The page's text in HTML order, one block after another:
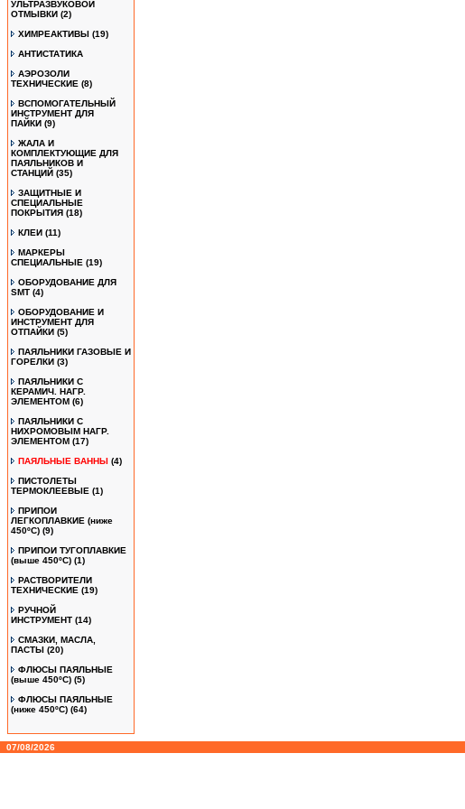
УЛЬТРАЗВУКОВОЙ
ОТМЫВКИ (2)
ХИМРЕАКТИВЫ (19)
АНТИСТАТИКА
АЭРОЗОЛИ
ТЕХНИЧЕСКИЕ (8)
ВСПОМОГАТЕЛЬНЫЙ
ИНСТРУМЕНТ ДЛЯ
ПАЙКИ (9)
ЖАЛА И
КОМПЛЕКТУЮЩИЕ ДЛЯ
ПАЯЛЬНИКОВ И
СТАНЦИЙ (35)
ЗАЩИТНЫЕ И
СПЕЦИАЛЬНЫЕ
ПОКРЫТИЯ (18)
КЛЕИ (11)
МАРКЕРЫ
СПЕЦИАЛЬНЫЕ (19)
ОБОРУДОВАНИЕ ДЛЯ
SMT (4)
ОБОРУДОВАНИЕ И
ИНСТРУМЕНТ ДЛЯ
ОТПАЙКИ (5)
ПАЯЛЬНИКИ ГАЗОВЫЕ И
ГОРЕЛКИ (3)
ПАЯЛЬНИКИ С
КЕРАМИЧ. НАГР.
ЭЛЕМЕНТОМ (6)
ПАЯЛЬНИКИ С
НИХРОМОВЫМ НАГР.
ЭЛЕМЕНТОМ (17)
ПАЯЛЬНЫЕ ВАННЫ (4)
ПИСТОЛЕТЫ
ТЕРМОКЛЕЕВЫЕ (1)
ПРИПОИ
ЛЕГКОПЛАВКИЕ (ниже
450ºС) (9)
ПРИПОИ ТУГОПЛАВКИЕ
(выше 450ºС) (1)
РАСТВОРИТЕЛИ
ТЕХНИЧЕСКИЕ (19)
РУЧНОЙ
ИНСТРУМЕНТ (14)
СМАЗКИ, МАСЛА,
ПАСТЫ (20)
ФЛЮСЫ ПАЯЛЬНЫЕ
(выше 450ºC) (5)
ФЛЮСЫ ПАЯЛЬНЫЕ
(ниже 450ºC) (64)
07/08/2026